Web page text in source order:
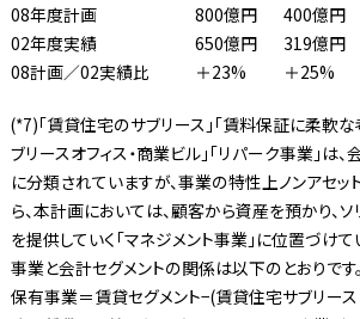
08年度計画
800億円 400億円
02年度実績
650億円 319億円
08計画／02実績比
＋23% ＋25%
(*7)「賃貸住宅のサブリース」「賃料保証に柔軟
ブリースオフィス・商業ビル」「リパーク事業」は
に分類されていますが、事業の特性上ノンアセ
ら、本計画においては、顧客から資産を預かり、
を提供していく「マネジメント事業」に位置づけて
事業と会計セグメントの関係は以下のとおりです。
保有事業＝賃貸セグメント−(賃貸住宅サブリー